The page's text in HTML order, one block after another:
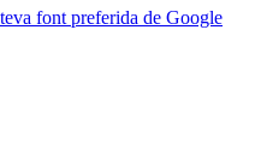
font preferida de Google